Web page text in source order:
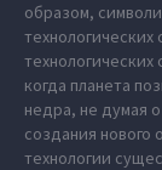
образом,
когда планета
недра, не думая
создания
технологии